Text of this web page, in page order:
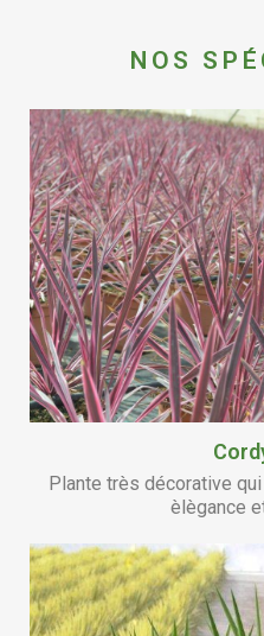
Plante très décorative
èlègance